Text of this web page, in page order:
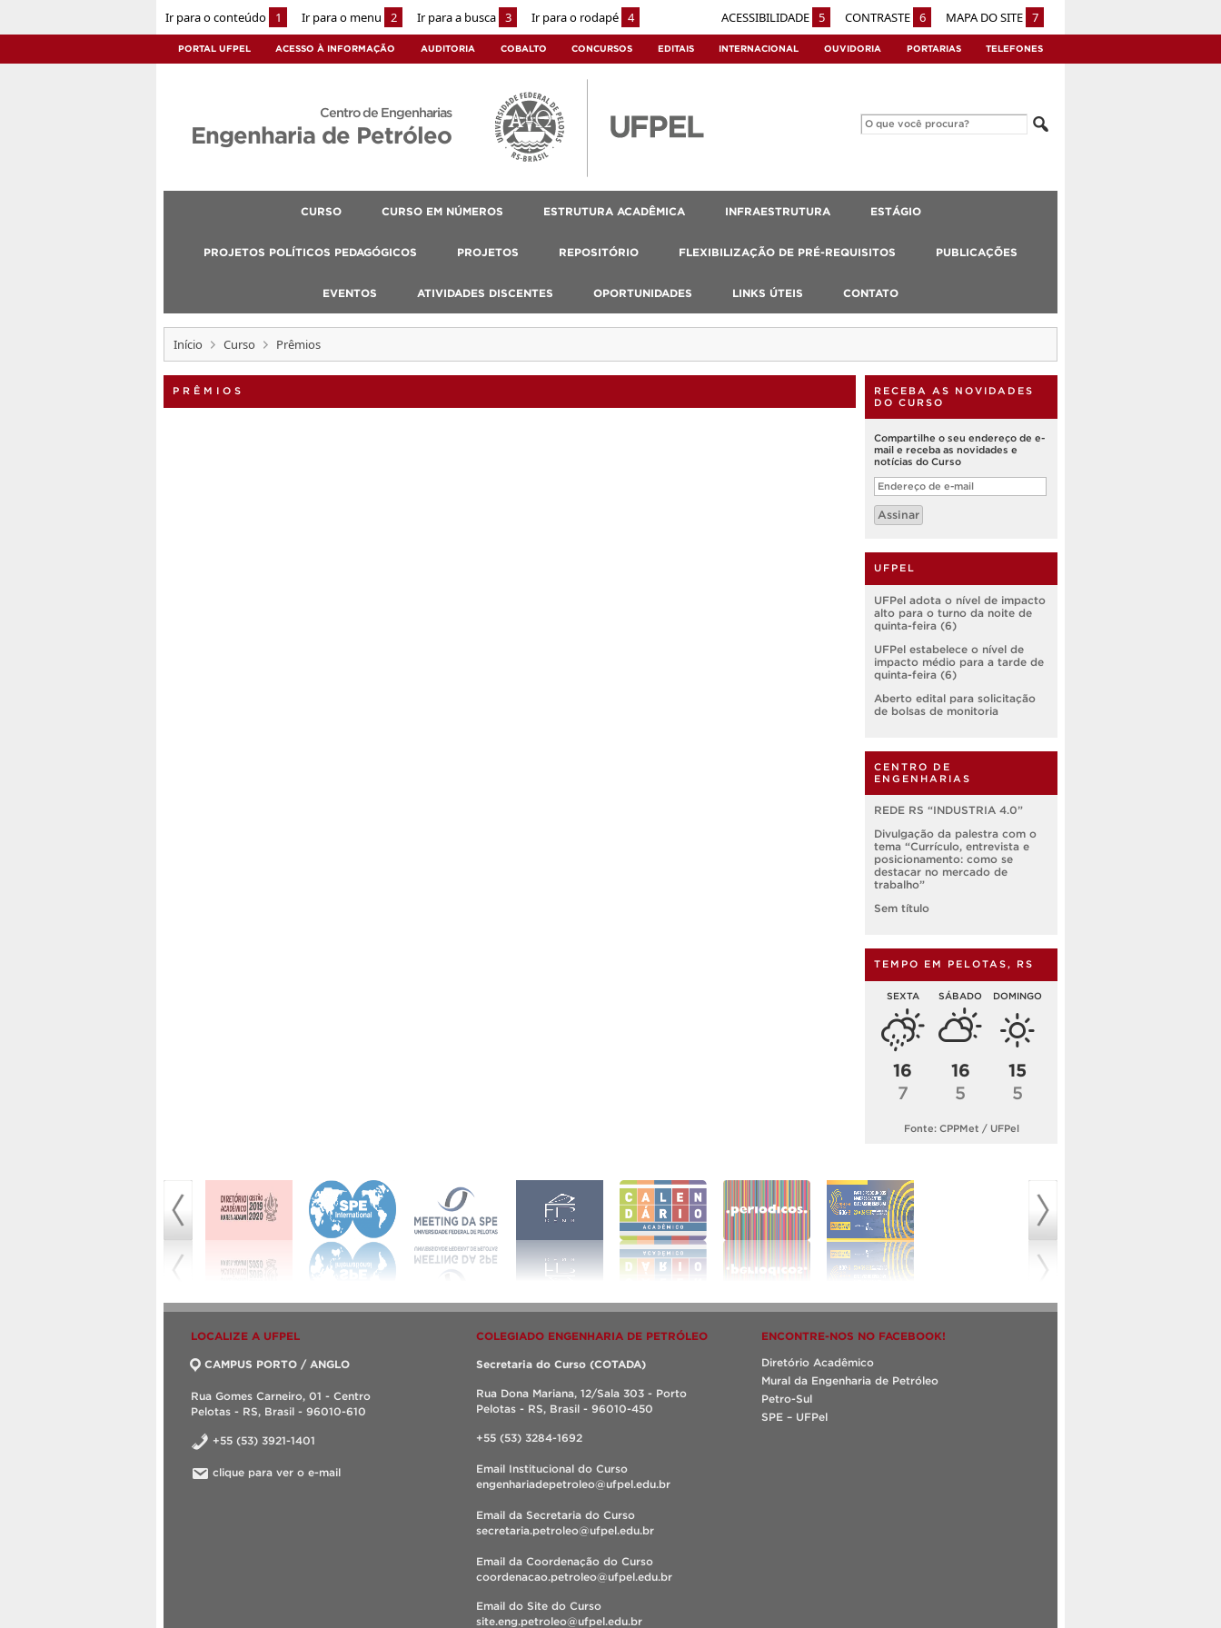
Ir para o conteúdo 1 Ir para o menu 2 Ir para a busca 3 Ir para o rodapé 4 ACESSIBILIDADE 5 CONTRASTE 6 MAPA DO SITE 7
PORTAL UFPEL ACESSO À INFORMAÇÃO AUDITORIA COBALTO CONCURSOS EDITAIS INTERNACIONAL OUVIDORIA PORTARIAS TELEFONES
Centro de Engenharias
Engenharia de Petróleo
CURSO CURSO EM NÚMEROS ESTRUTURA ACADÊMICA INFRAESTRUTURA ESTÁGIO
PROJETOS POLÍTICOS PEDAGÓGICOS PROJETOS REPOSITÓRIO FLEXIBILIZAÇÃO DE PRÉ-REQUISITOS PUBLICAÇÕES
EVENTOS ATIVIDADES DISCENTES OPORTUNIDADES LINKS ÚTEIS CONTATO
Início Curso Prêmios
PRÊMIOS
RECEBA AS NOVIDADES
DO CURSO
Compartilhe o seu endereço de e-
mail e receba as novidades e
notícias do Curso
Endereço
de
e-
mail
Assinar
UFPEL
UFPel adota o nível de impacto
alto para o turno da noite de
quinta-feira (6)
UFPel estabelece o nível de
impacto médio para a tarde de
quinta-feira (6)
Aberto edital para solicitação
de bolsas de monitoria
CENTRO DE
ENGENHARIAS
REDE RS “INDUSTRIA 4.0”
Divulgação da palestra com o
tema “Currículo, entrevista e
posicionamento: como se
destacar no mercado de
trabalho”
Sem título
TEMPO EM PELOTAS, RS
SEXTA
16
7
SÁBADO
16
5
DOMINGO
15
5
Fonte: CPPMet / UFPel
LOCALIZE A UFPEL
CAMPUS PORTO / ANGLO
Rua Gomes Carneiro, 01 - Centro
Pelotas - RS, Brasil - 96010-610
+55 (53) 3921-1401
clique para ver o e-mail
COLEGIADO ENGENHARIA DE PETRÓLEO
Secretaria do Curso (COTADA)
Rua Dona Mariana, 12/Sala 303 - Porto
Pelotas - RS, Brasil - 96010-450
+55 (53) 3284-1692
Email Institucional do Curso
engenhariadepetroleo@ufpel.edu.br
Email da Secretaria do Curso
secretaria.petroleo@ufpel.edu.br
Email da Coordenação do Curso
coordenacao.petroleo@ufpel.edu.br
Email do Site do Curso
site.eng.petroleo@ufpel.edu.br
ENCONTRE-NOS NO FACEBOOK!
Diretório Acadêmico
Mural da Engenharia de Petróleo
Petro-Sul
SPE – UFPel